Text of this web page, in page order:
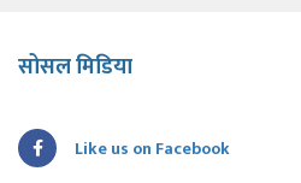
सोसल मिडिया
Like us on Facebook